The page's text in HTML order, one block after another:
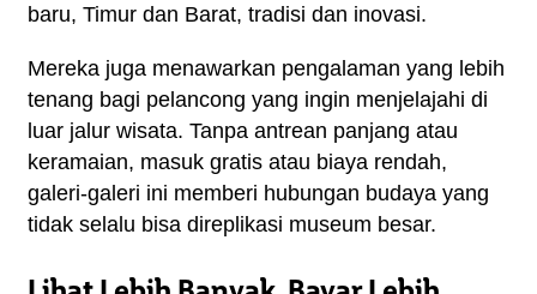
baru, Timur dan Barat, tradisi dan inovasi.
Mereka juga menawarkan pengalaman yang lebih
tenang bagi pelancong yang ingin menjelajahi di
luar jalur wisata. Tanpa antrean panjang atau
keramaian, masuk gratis atau biaya rendah,
galeri-galeri ini memberi hubungan budaya yang
tidak selalu bisa direplikasi museum besar.